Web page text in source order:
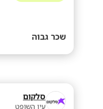
שכר גבוה
סלקום
עין השופט